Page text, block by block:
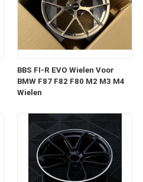
BBS FI-R EVO Wielen Voor
BMW F87 F82 F80 M2 M3 M4
Wielen